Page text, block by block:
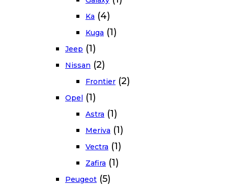
Ka (4)
Kuga (1)
Jeep (1)
Nissan (2)
Frontier (2)
Opel (1)
Astra (1)
Meriva (1)
Vectra (1)
Zafira (1)
Peugeot (5)